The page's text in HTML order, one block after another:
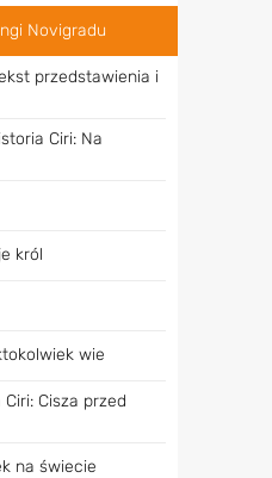
Novigradu
przedstawienia i
Ciri: Na
król
wie
Cisza przed
na świecie